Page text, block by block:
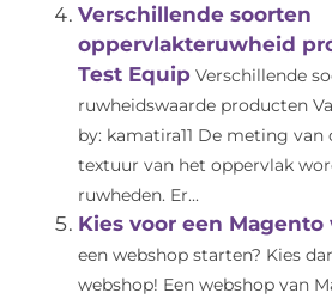
Verschillende soorten
oppervlakteruwheid
Test Equip Verschillende
ruwheidswaarde producten
by: kamatira11 De meting
textuur van het oppervlak
ruwheden. Er...
Kies voor een
een webshop starten? Kies
webshop! Een webshop van